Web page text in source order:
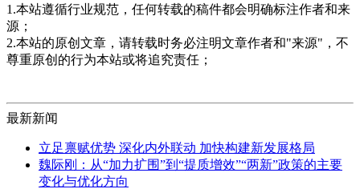
1.本站遵循行业规范，任何转载的稿件都会明确标注作者和来
源；
2.本站的原创文章，请转载时务必注明文章作者和"来源"，不
尊重原创的行为本站或将追究责任；
最新新闻
立足禀赋优势 深化内外联动 加快构建新发展格局
魏际刚：从“加力扩围”到“提质增效”“两新”政策的主要
变化与优化方向